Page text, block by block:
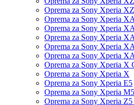
Oprema za Sony Xperia XZ
Oprema za Sony Xperia
Oprema za Sony Xperia
Oprema za Sony Xperia
Oprema za Sony Xperia
Oprema za Sony Xperia XA
Oprema za Sony Xperia X
Oprema za Sony Xperia X
Oprema za Sony Xperia E5
Oprema za Sony Xperia M5
Oprema za Sony Xperia